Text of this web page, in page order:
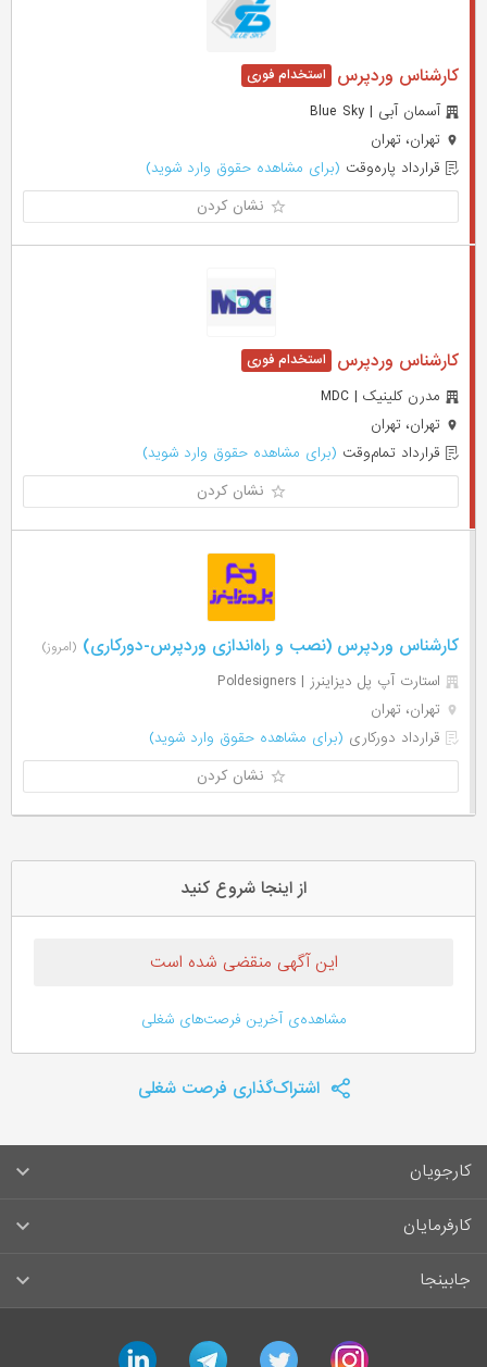
کارشناس وردپرس
آسمان آبی | Blue Sky
تهران، تهران
قرارداد پاره‌وقت (برای مشاهده حقوق وارد شوید)
نشان کردن
کارشناس وردپرس
مدرن کلینیک | MDC
تهران، تهران
قرارداد تمام‌وقت (برای مشاهده حقوق وارد شوید)
نشان کردن
کارشناس وردپرس (نصب و راه‌اندازی وردپرس-دورکاری) (امروز)
استارت آپ پل دیزاینرز | Poldesigners
تهران، تهران
قرارداد دورکاری (برای مشاهده حقوق وارد شوید)
نشان کردن
از اینجا شروع کنید
این آگهی منقضی شده است
مشاهده‌ی آخرین فرصت‌های شغلی
اشتراک‌گذاری فرصت شغلی
کارجویان
سوالات متداول کارجویان
لیست مشاغل
آگهی‌های استخدام
کارفرمایان
راهنمای ثبت آگهی استخدام
قوانین و مقررات کارفرمایان
جابینجا
instagram
twitter
telegram
linkedin